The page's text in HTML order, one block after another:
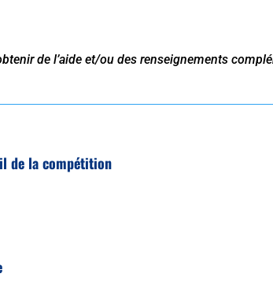
de l’aide et/ou des renseignements
de la compétition